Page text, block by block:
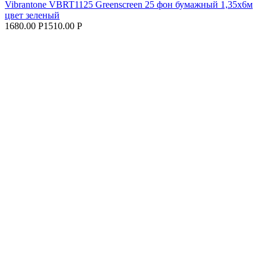
Vibrantone VBRT1125 Greenscreen 25 фон бумажный 1,35x6м
цвет зеленый
1680.00 Р1510.00 Р